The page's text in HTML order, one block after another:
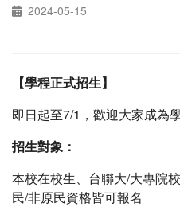
2024-05-15
【學程正式招生】
即日起至7/1，歡迎大家成為
招生對象：
本校在校生、台聯大/大專院
民/非原民資格皆可報名